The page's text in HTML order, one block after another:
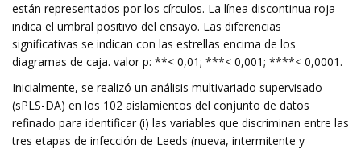
están representados por los círculos. La línea discontinua roja
indica el umbral positivo del ensayo. Las diferencias
significativas se indican con las estrellas encima de los
diagramas de caja. valor p: **< 0,01; ***< 0,001; ****< 0,0001.
Inicialmente, se realizó un análisis multivariado supervisado
(sPLS-DA) en los 102 aislamientos del conjunto de datos
refinado para identificar (i) las variables que discriminan entre las
tres etapas de infección de Leeds (nueva, intermitente y